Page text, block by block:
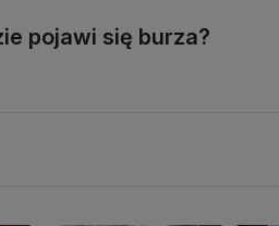
pojawi się burza?